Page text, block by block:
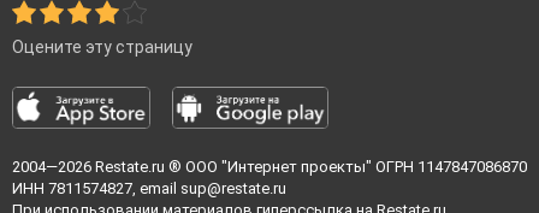
Оцените эту страницу
2004—2026 Restate.ru ® ООО "Интернет проекты" ОГРН 1147847086870
ИНН 7811574827, email sup@restate.ru